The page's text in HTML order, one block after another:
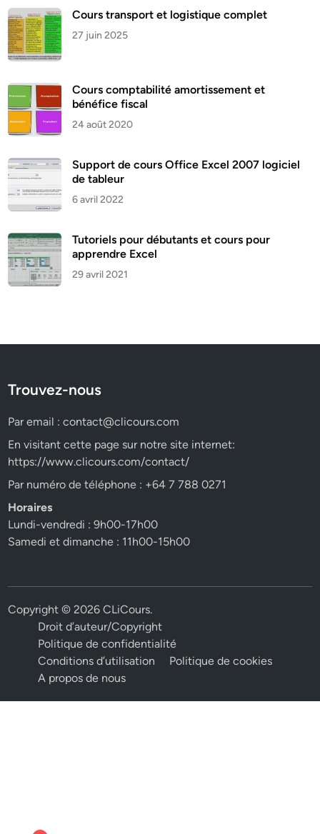
Cours transport et logistique complet
27 juin 2025
Cours comptabilité amortissement et
bénéfice fiscal
24 août 2020
Support de cours Office Excel 2007 logiciel
de tableur
6 avril 2022
Tutoriels pour débutants et cours pour
apprendre Excel
29 avril 2021
Trouvez-nous
Par email :contact@clicours.com
En visitant cette page sur notre site internet:
https://www.clicours.com/contact/
Par numéro de téléphone : +64 7 788 0271
Horaires
Lundi-vendredi : 9h00-17h00
Samedi et dimanche : 11h00-15h00
Copyright © 2026CLiCours.
Droit d’auteur/Copyright
Politique de confidentialité
Conditions d’utilisation
Politique de cookies
A propos de nous